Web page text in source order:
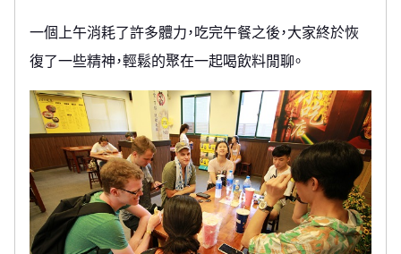
一個上午消耗了許多體力，吃完午餐之後，大家終於恢
復了一些精神，輕鬆的聚在一起喝飲料閒聊。